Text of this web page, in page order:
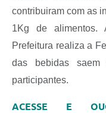
contribuiram com as
1Kg de alimentos.
Prefeitura realiza a
das bebidas
participantes.
ACESSE E